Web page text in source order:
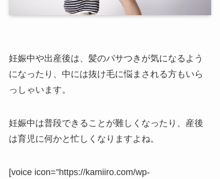
妊娠中や出産後は、髪のパサつきが気になるよう
になったり、中には抜け毛に悩まされる方もいら
っしゃいます。
妊娠中は普段できることが難しくなったり、産後
は育児に何かと忙しくなりますよね。
[voice icon=”https://kamiiro.com/wp-